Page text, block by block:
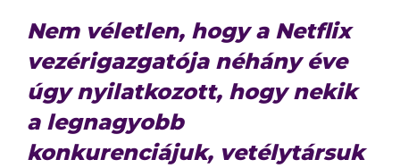
Nem véletlen, hogy a Netflix
vezérigazgatója néhány éve
úgy nyilatkozott, hogy nekik
a legnagyobb
konkurenciájuk, vetélytársuk